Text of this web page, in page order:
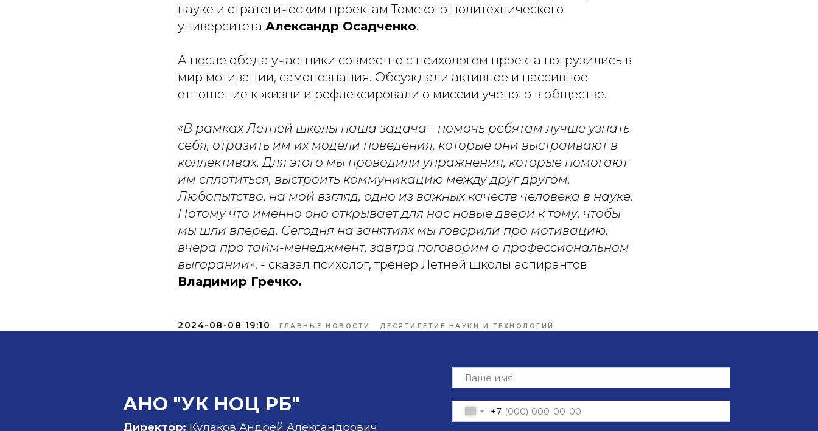
науке и стратегическим проектам Томского политехнического
университета Александр Осадченко.
А после обеда участники совместно с психологом проекта погрузились в
мир мотивации, самопознания. Обсуждали активное и пассивное
отношение к жизни и рефлексировали о миссии ученого в обществе.
«В рамках Летней школы наша задача - помочь ребятам лучше узнать
себя, отразить им их модели поведения, которые они выстраивают в
коллективах. Для этого мы проводили упражнения, которые помогают
им сплотиться, выстроить коммуникацию между друг другом.
Любопытство, на мой взгляд, одно из важных качеств человека в науке.
Потому что именно оно открывает для нас новые двери к тому, чтобы
мы шли вперед. Сегодня на занятиях мы говорили про мотивацию,
вчера про тайм-менеджмент, завтра поговорим о профессиональном
выгорании», - сказал психолог, тренер Летней школы аспирантов
Владимир Гречко.
2024-08-08 19:10 ГЛАВНЫЕ НОВОСТИ ДЕСЯТИЛЕТИЕ НАУКИ И ТЕХНОЛОГИЙ
+7
АНО "УК НОЦ РБ"
Директор: Кулаков Андрей Александрович